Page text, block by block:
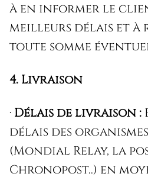
à en informer le
meilleurs délais et à
toute somme
4. Livraison
· Délais de livraison :
délais des
(Mondial Relay, la
Chronopost..) en